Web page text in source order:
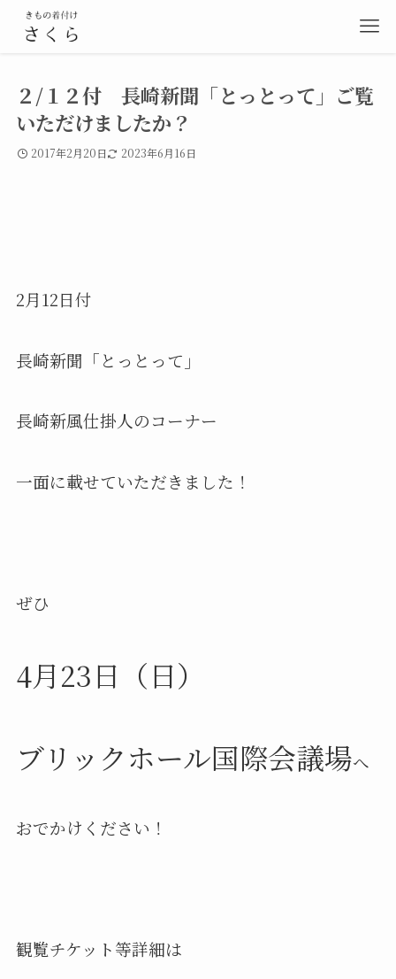
２/１２付 長崎新聞「とっとって」ご覧
いただけましたか？
2017年2月20日 2023年6月16日
2月12日付
長崎新聞「とっとって」
長崎新風仕掛人のコーナー
一面に載せていただきました！
ぜひ
4月23日（日）
ブリックホール国際会議場へ
おでかけください！
観覧チケット等詳細は